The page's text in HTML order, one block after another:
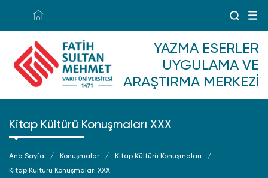
YAZMA ESERLER
UYGULAMA VE
ARAŞTIRMA MERKEZI
Kitap Kültürü Konuşmaları XXX
Ana Sayfa Konuşmalar
Kitap Kültürü Konuşmaları
Kitap Kültürü Konuşmaları XXX